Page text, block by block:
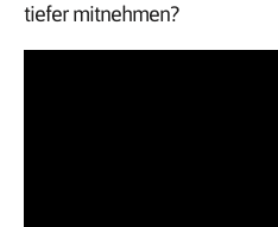
tiefer mitnehmen?